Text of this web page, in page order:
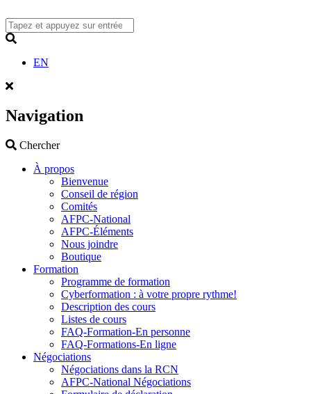
to
content
EN
Navigation
ChercherSearch
À propos
Bienvenue
Conseil de région
Comités
AFPC-National
AFPC-Éléments
Nous joindre
Boutique
Formation
Programme de formation
Cyberformation : à votre propre rythme!
Description des cours
Listes de cours
FAQ-Formation-En personne
FAQ-Formations-En ligne
Négociations
Négociations dans la RCN
AFPC-National Négociations